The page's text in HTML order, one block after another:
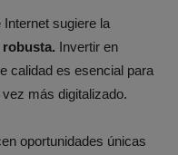
sugiere la
Invertir en
calidad es esencial para
más digitalizado.
oportunidades únicas